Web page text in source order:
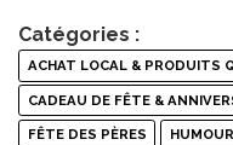
Catégories :
ACHAT LOCAL & PRODUITS
CADEAU DE FÊTE &
FÊTE DES PÈRES HUMOUR